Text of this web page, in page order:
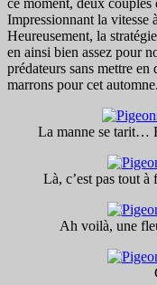
Impressionnant la vitesse
Heureusement, la
en ainsi bien assez pour
prédateurs sans mettre
marrons pour cet
La manne se tarit…
Là, c’est pas tout
Ah voilà, une